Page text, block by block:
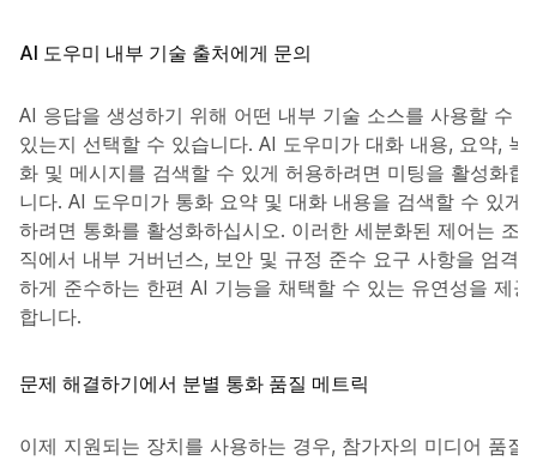
AI 도우미 내부 기술 출처에게 문의
AI 응답을 생성하기 위해 어떤 내부 기술 소스를 사용할 수
있는지 선택할 수 있습니다. AI 도우미가 대화 내용, 요약, 녹
화 및 메시지를 검색할 수 있게 허용하려면 미팅을 활성화합
니다. AI 도우미가 통화 요약 및 대화 내용을 검색할 수 있게
하려면 통화를 활성화하십시오. 이러한 세분화된 제어는 조
직에서 내부 거버넌스, 보안 및 규정 준수 요구 사항을 엄격
하게 준수하는 한편 AI 기능을 채택할 수 있는 유연성을 제공
합니다.
문제 해결하기에서 분별 통화 품질 메트릭
이제 지원되는 장치를 사용하는 경우, 참가자의 미디어 품질